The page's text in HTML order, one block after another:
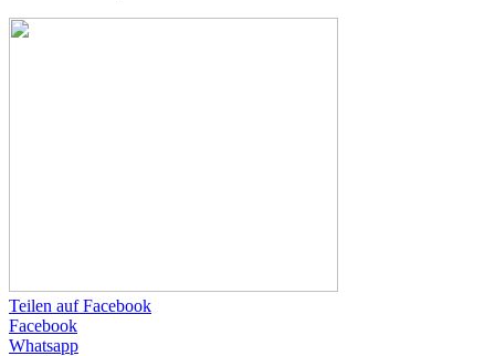
Teilen auf Facebook
Facebook
Whatsapp